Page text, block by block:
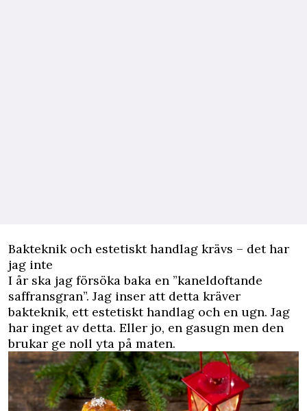
Bakteknik och estetiskt handlag krävs – det har
jag inte
I år ska jag försöka baka en ”kaneldoftande
saffransgran”. Jag inser att detta kräver
bakteknik, ett estetiskt handlag och en ugn. Jag
har inget av detta. Eller jo, en gasugn men den
brukar ge noll yta på maten.